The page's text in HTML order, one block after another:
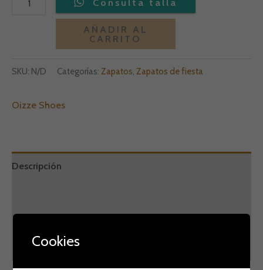
AÑADIR AL
CARRITO
SKU: N/D Categorías: Zapatos, Zapatos de fiesta
Oizze Shoes
Descripción
Marca
Valoraciones (0)
Cookies